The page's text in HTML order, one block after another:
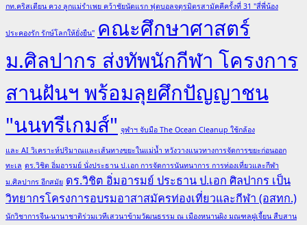
กท.คริสเตียน ควง ลูกแม่รำเพย คว้าชัยนัดแรก ฟุตบอลจตุรมิตรสามัคคีครั้งที่ 31 "สี่พี่น้อง
ประคองรัก รักษ์โลกให้ยั่งยืน" คณะศึกษาศาสตร์
ม.ศิลปากร ส่งทัพนักกีฬา โครงการ
สานฝันฯ พร้อมลุยศึกปัญญาชน
"นนทรีเกมส์" จุฬาฯ จับมือ The Ocean Cleanup ใช้กล้อง
และ AI วิเคราะห์ปริมาณและเส้นทางขยะในแม่น้ำ หวังวางแนวทางการจัดการขยะก่อนออก
ทะเล ดร.วิชิต อิ่มอารมย์ นั่งประธาน ป.เอก การจัดการนันทนาการ การท่องเที่ยวและกีฬา
ม.ศิลปากร อีกสมัย ดร.วิชิต อิ่มอารมย์ ประธาน ป.เอก ศิลปากร เป็น
วิทยากรโครงการอบรมอาสาสมัครท่องเที่ยวและกีฬา (อสทก.)
นักวิชาการจีน-นานาชาติร่วมเวทีเสวนาข้ามวัฒนธรรม ณ เมืองหนานผิง มณฑลฝูเจี้ยน สืบสาน